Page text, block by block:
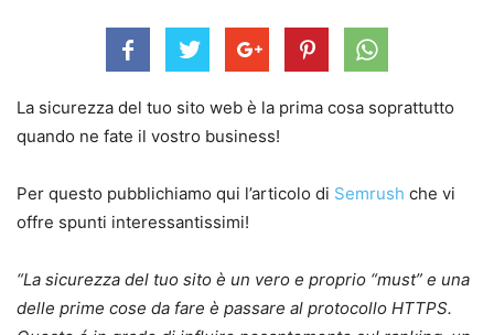
La sicurezza del tuo sito web è la prima cosa soprattutto
quando ne fate il vostro business!
Per questo pubblichiamo qui l’articolo di Semrush che vi
offre spunti interessantissimi!
“La sicurezza del tuo sito è un vero e proprio “must” e una
delle prime cose da fare è passare al protocollo HTTPS.